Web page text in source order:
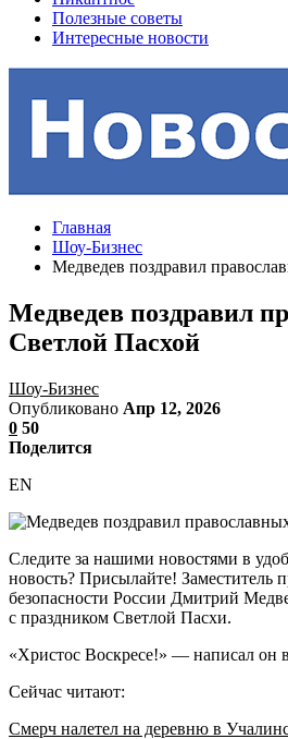
Полезные советы
Интересные новости
Главная
Шоу-Бизнес
Медведев поздравил
Медведев поздравил
Светлой Пасхой
Шоу-Бизнес
Опубликовано Апр 12, 2026
0 50
Поделится
EN
Следите за нашими новостями в
новость? Присылайте! Заместитель
безопасности России Дмитрий
с праздником Светлой Пасхи.
«Христос Воскресе!» — написал он
Сейчас читают:
Смерч налетел на деревню в